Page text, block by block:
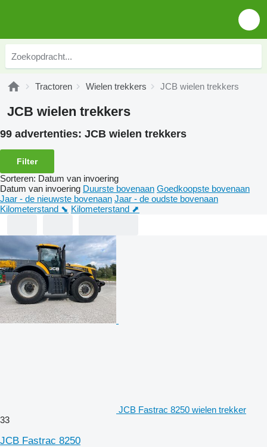
Tractoren Wielen trekkers JCB wielen trekkers
JCB wielen trekkers
99 advertenties: JCB wielen trekkers
Filter
Sorteren: Datum van invoering
Datum van invoering Duurste bovenaan Goedkoopste bovenaan
Jaar - de nieuwste bovenaan Jaar - de oudste bovenaan
Kilometerstand ⬊ Kilometerstand ⬈
JCB Fastrac 8250 wielen trekker
33
JCB Fastrac 8250